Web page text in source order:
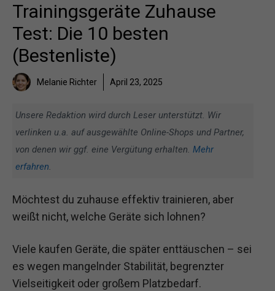
Trainingsgeräte Zuhause
Test: Die 10 besten
(Bestenliste)
Melanie Richter April 23, 2025
Unsere Redaktion wird durch Leser unterstützt. Wir
verlinken u.a. auf ausgewählte Online-Shops und Partner,
von denen wir ggf. eine Vergütung erhalten. Mehr
erfahren.
Möchtest du zuhause effektiv trainieren, aber
weißt nicht, welche Geräte sich lohnen?
Viele kaufen Geräte, die später enttäuschen – sei
es wegen mangelnder Stabilität, begrenzter
Vielseitigkeit oder großem Platzbedarf.